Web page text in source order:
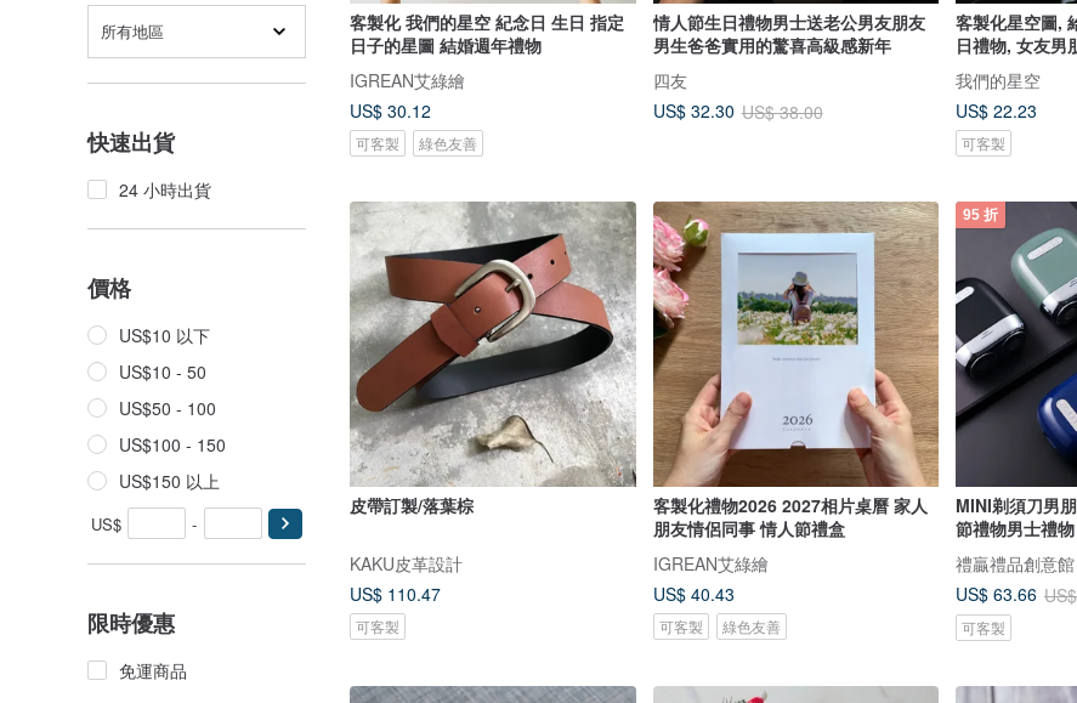
所有地區
快速出貨
24 小時出貨
價格
US$10 以下
US$10 - 50
US$50 - 100
US$100 - 150
US$150 以上
US$ -
限時優惠
免運商品
客製化 我們的星空 紀念日 生日 指定
日子的星圖 結婚週年禮物
IGREAN艾綠繪
US$ 30.12
可客製 綠色友善
情人節生日禮物男士送老公男友朋友
男生爸爸實用的驚喜高級感新年
四友
US$ 32.30 US$ 38.00
客製化星空圖,
日禮物, 女友男
我們的星空
US$ 22.23
可客製
皮帶訂製/落葉棕
KAKU皮革設計
US$ 110.47
可客製
客製化禮物2026 2027相片桌曆 家人
朋友情侶同事 情人節禮盒
IGREAN艾綠繪
US$ 40.43
可客製 綠色友善
95 折
MINI剃須刀男
節禮物男士禮物
禮贏禮品創意館
US$ 63.66
可客製